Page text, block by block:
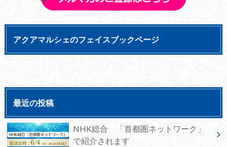
アクアマルシェのフェイスブックページ
最近の投稿
NHK総合 「首都圏ネットワーク」
で紹介されます